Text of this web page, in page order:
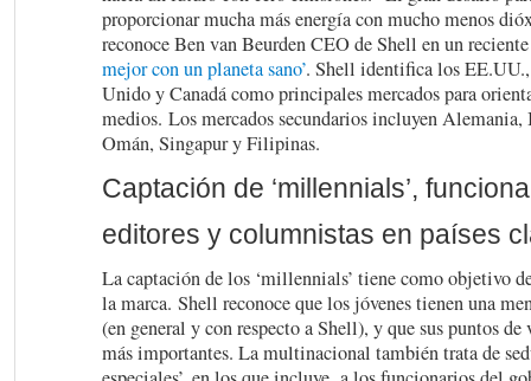
proporcionar mucha más energía con mucho menos
reconoce Ben van Beurden CEO de Shell en un
mejor con un planeta sano’. Shell identifica los
Unido y Canadá como principales mercados para
medios. Los mercados secundarios incluyen
Omán, Singapur y Filipinas.
Captación de ‘millennials’,
editores y columnistas en países
La captación de los ‘millennials’ tiene como objetivo
la marca. Shell reconoce que los jóvenes tienen una
(en general y con respecto a Shell), y que sus puntos de
más importantes. La multinacional también trata de